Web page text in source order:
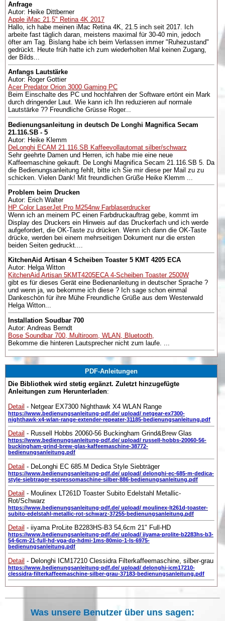
Anfrage
Autor: Heike Dittberner
Apple iMac 21,5" Retina 4K 2017
Hallo, ich habe meinen iMac Retina 4K, 21.5 inch seit 2017. Ich
arbeite fast täglich daran, meistens maximal für 30-40 min, jedoch
öfter am Tag. Bislang habe ich beim Verlassen immer "Ruhezustand"
gedrückt. Heute früh hatte ich zum wiederholten Mal keinen Zugang,
der Bilds...
Anfangs Lautstärke
Autor: Roger Gottier
Acer Predator Orion 3000 Gaming PC
Beim Einschalte des PC und hochfahren der Software ertönt ein Mark
durch dringender Laut. Wie kann ich Ihn reduzieren auf normale
Lautstärke ?? Freundliche Grüsse Roger...
Bedienungsanleitung in deutsch De Longhi Magnifica Secam
21.116.SB - 5
Autor: Heike Klemm
DeLonghi ECAM 21.116.SB Kaffeevollautomat silber/schwarz
Sehr geehrte Damen und Herren, ich habe mie eine neue
Kaffeemaschine gekauft. De Longhi Magnifica Secam 21.116.SB 5. Da
die Bedienungsanleitung fehlt, bitte ich Sie mir diese per Mail zu zu
schicken. Vielen Dank! Mit freundlichen Grüße Heike Klemm ...
Problem beim Drucken
Autor: Erich Walter
HP Color LaserJet Pro M254nw Farblaserdrucker
Wenn ich an meinem PC einen Farbdruckauftrag gebe, kommt im
Display des Druckers ein Hinweis auf das Druckerfach und ich werde
aufgefordert, die OK-Taste zu drücken. Wenn ich dann die OK-Taste
drücke, werden bei einem mehrseitigen Dokument nur die ersten
beiden Seiten gedruckt....
KitchenAid Artisan 4 Scheiben Toaster 5 KMT 4205 ECA
Autor: Helga Witton
KitchenAid Artisan 5KMT4205ECA 4-Scheiben Toaster 2500W
gibt es für dieses Gerät eine Bedienanleitung in deutscher Sprache ?
und wenn ja, wo bekomme ich diese ? Ich sage schon einmal
Dankeschön für ihre Mühe Freundliche Grüße aus dem Westerwald
Helga Witton...
Installation Soudbar 700
Autor: Andreas Berndt
Bose Soundbar 700, Multiroom, WLAN, Bluetooth,
Bekomme die hinteren Lautsprecher nicht zum laufe. ...
PDF-Anleitungen
Die Bibliothek wird stetig ergänzt. Zuletzt hinzugefügte
Anleitungen zum Herunterladen:
Detail - Netgear EX7300 Nighthawk X4 WLAN Range
https://www.bedienungsanleitung-pdf.de/ upload/ netgear-ex7300-
nighthawk-x4-wlan-range-extender-repeater-31185-bedienungsanleitung.pdf
Detail - Russell Hobbs 20060-56 Buckingham Grind&Brew Glas
https://www.bedienungsanleitung-pdf.de/ upload/ russell-hobbs-20060-56-
buckingham-grind-brew-glas-kaffeemaschine-38772-
bedienungsanleitung.pdf
Detail - DeLonghi EC 685.M Dedica Style Siebträger
https://www.bedienungsanleitung-pdf.de/ upload/ delonghi-ec-685-m-dedica-
style-siebtrager-espressomaschine-silber-886-bedienungsanleitung.pdf
Detail - Moulinex LT261D Toaster Subito Edelstahl Metallic-
Rot/Schwarz
https://www.bedienungsanleitung-pdf.de/ upload/ moulinex-lt261d-toaster-
subito-edelstahl-metallic-rot-schwarz-37255-bedienungsanleitung.pdf
Detail - iiyama ProLite B2283HS-B3 54,6cm 21" Full-HD
https://www.bedienungsanleitung-pdf.de/ upload/ iiyama-prolite-b2283hs-b3-
54-6cm-21-full-hd-vga-dp-hdmi-1ms-80mio-1-ls-6975-
bedienungsanleitung.pdf
Detail - Delonghi ICM17210 Clessidra Filterkaffeemaschine, silber-grau
https://www.bedienungsanleitung-pdf.de/ upload/ delonghi-icm17210-
clessidra-filterkaffeemaschine-silber-grau-37183-bedienungsanleitung.pdf
Was unsere Benutzer über uns sagen: